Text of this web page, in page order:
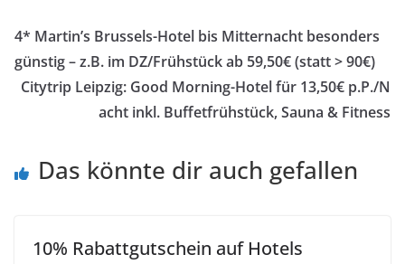
4* Martin’s Brussels-Hotel bis Mitternacht besonders
günstig – z.B. im DZ/Frühstück ab 59,50€ (statt > 90€)
Citytrip Leipzig: Good Morning-Hotel für 13,50€ p.P./N
acht inkl. Buffetfrühstück, Sauna & Fitness
Das könnte dir auch gefallen
10% Rabattgutschein auf Hotels